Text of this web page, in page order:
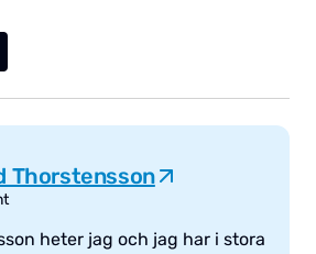
Thorstensson
heter jag och jag har i stora